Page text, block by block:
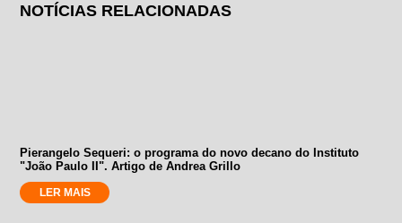
NOTÍCIAS RELACIONADAS
Pierangelo Sequeri: o programa do novo decano do Instituto
"João Paulo II". Artigo de Andrea Grillo
LER MAIS